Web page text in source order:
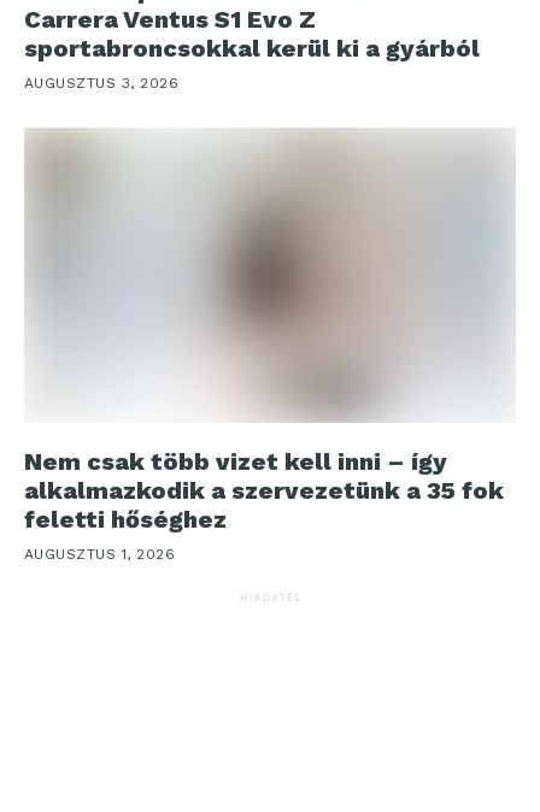
Carrera Ventus S1 Evo Z
sportabroncsokkal kerül ki a gyárból
AUGUSZTUS 3, 2026
Nem csak több vizet kell inni – így
alkalmazkodik a szervezetünk a 35 fok
feletti hőséghez
AUGUSZTUS 1, 2026
HIRDETÉS